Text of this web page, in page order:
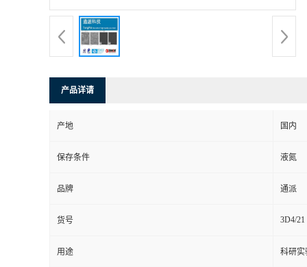
产品详请
产地 国内
保存条件 液氮
品牌 通派
货号 3D4/21
用途 科研实